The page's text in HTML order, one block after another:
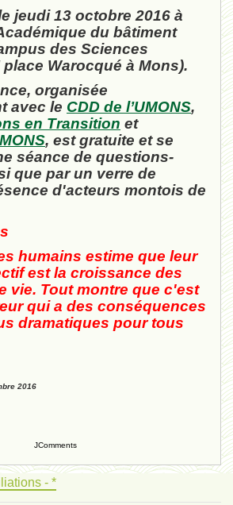
jeudi 13 octobre 2016 à
du bâtiment
des Sciences
Warocqué à Mons).
organisée
avec le CDD de l’UMONS,
en Transition et
, est gratuite et se
séance de questions-
que par un verre de
d'acteurs montois de
humains estime que leur
est la croissance des
vie. Tout montre que c'est
qui a des conséquences
dramatiques pour tous
2016
JComments
- *